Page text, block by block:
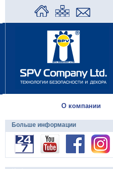
О компании
Больше информации